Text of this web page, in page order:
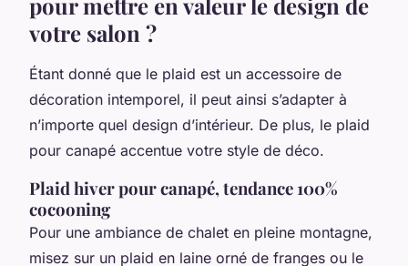
votre salon ?
Étant donné que le plaid est un accessoire de
décoration intemporel, il peut ainsi s’adapter à
n’importe quel design d’intérieur. De plus, le plaid
pour canapé accentue votre style de déco.
Plaid hiver pour canapé, tendance 100%
cocooning
Pour une ambiance de chalet en pleine montagne,
misez sur un plaid en laine orné de franges ou le